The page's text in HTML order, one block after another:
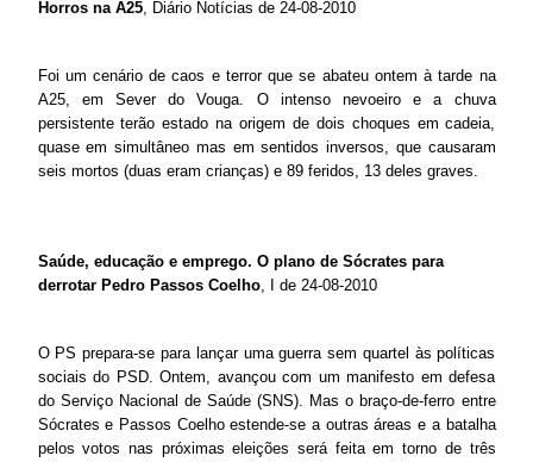
Horros na A25, Diário Notícias de 24-08-2010
Foi um cenário de caos e terror que se abateu ontem à tarde na
A25, em Sever do Vouga. O intenso nevoeiro e a chuva
persistente terão estado na origem de dois choques em cadeia,
quase em simultâneo mas em sentidos inversos, que causaram
seis mortos (duas eram crianças) e 89 feridos, 13 deles graves.
Saúde, educação e emprego. O plano de Sócrates para
derrotar Pedro Passos Coelho, I de 24-08-2010
O PS prepara-se para lançar uma guerra sem quartel às políticas
sociais do PSD. Ontem, avançou com um manifesto em defesa
do Serviço Nacional de Saúde (SNS). Mas o braço-de-ferro entre
Sócrates e Passos Coelho estende-se a outras áreas e a batalha
pelos votos nas próximas eleições será feita em torno de três